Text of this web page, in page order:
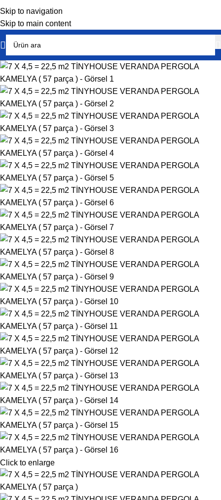
Skip to navigation
Skip to main content
Click to enlarge